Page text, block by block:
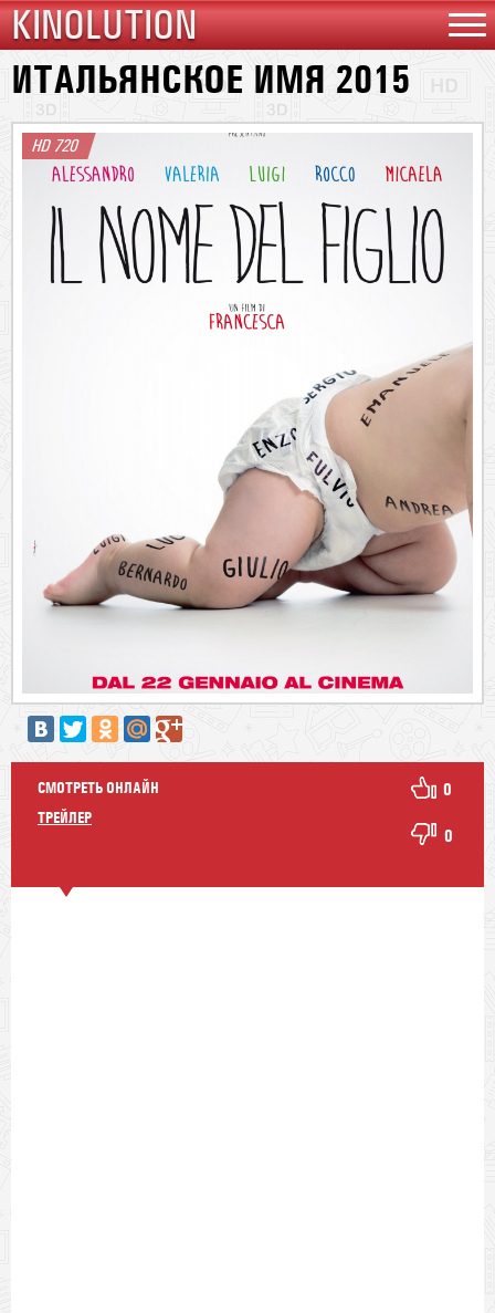
KINOLUTION
ИТАЛЬЯНСКОЕ ИМЯ 2015
HD 720
СМОТРЕТЬ ОНЛАЙН
ТРЕЙЛЕР
0
0